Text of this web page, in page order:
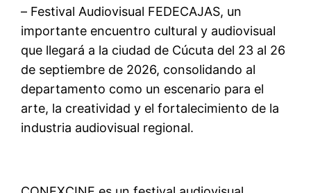
– Festival Audiovisual FEDECAJAS, un
importante encuentro cultural y audiovisual
que llegará a la ciudad de Cúcuta del 23 al 26
de septiembre de 2026, consolidando al
departamento como un escenario para el
arte, la creatividad y el fortalecimiento de la
industria audiovisual regional.